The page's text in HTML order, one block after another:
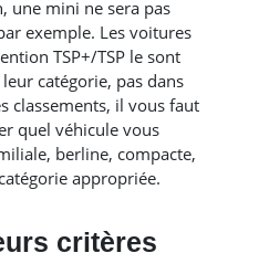
une mini ne sera pas
exemple. Les voitures
TSP+/TSP le sont
catégorie, pas dans
classements, il vous faut
quel véhicule vous
berline, compacte,
appropriée.
critères